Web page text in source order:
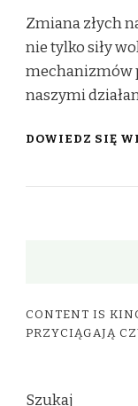
Zmiana złych
nie tylko siły
mechanizmów
naszymi
DOWIEDZ SIĘ
CONTENT IS
PRZYCIĄGAJĄ
Szukaj